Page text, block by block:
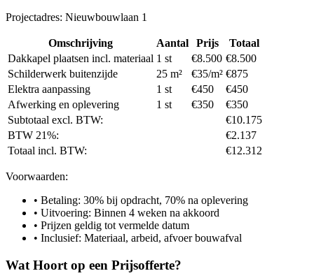
Projectadres: Nieuwbouwlaan 1
Omschrijving Aantal Prijs
Totaal
Dakkapel plaatsen incl. materiaal 1 st €8.500 €8.500
Schilderwerk buitenzijde
25 m² €35/m² €875
Elektra aanpassing
1 st €450
€450
Afwerking en oplevering
1 st €350
€350
Subtotaal excl. BTW:
€10.175
BTW 21%:
€2.137
Totaal incl. BTW:
€12.312
Voorwaarden:
• Betaling: 30% bij opdracht, 70% na oplevering
• Uitvoering: Binnen 4 weken na akkoord
• Prijzen geldig tot vermelde datum
• Inclusief: Materiaal, arbeid, afvoer bouwafval
Wat Hoort op een Prijsofferte?